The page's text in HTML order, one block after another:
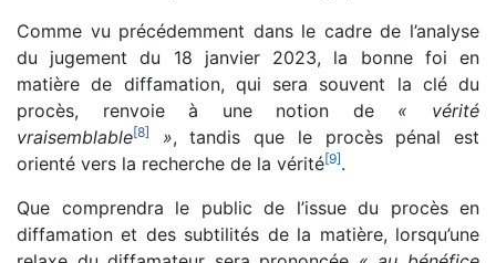
Comme vu précédemment dans le cadre de l’analyse
du jugement du 18 janvier 2023, la bonne foi en
matière de diffamation, qui sera souvent la clé du
procès, renvoie à une notion de « vérité
vraisemblable[8] », tandis que le procès pénal est
orienté vers la recherche de la vérité[9].
Que comprendra le public de l’issue du procès en
diffamation et des subtilités de la matière, lorsqu’une